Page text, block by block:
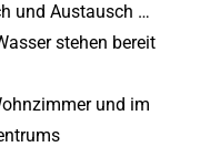
und Austausch …
stehen bereit
und im